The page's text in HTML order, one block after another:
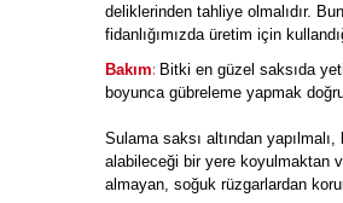
deliklerinden tahliye olmalıdır.
fidanlığımızda üretim için
Bakım: Bitki en güzel saksıda
boyunca gübreleme yapmak
Sulama saksı altından
alabileceği bir yere koyulmaktan
almayan, soğuk rüzgarlardan